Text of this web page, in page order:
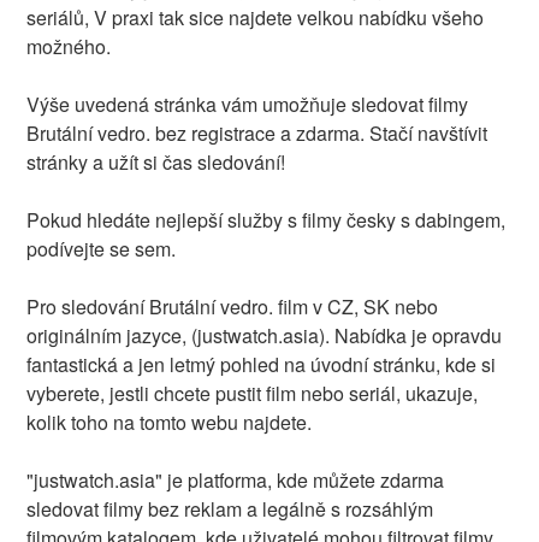
seriálů, V praxi tak sice najdete velkou nabídku všeho
možného.
Výše uvedená stránka vám umožňuje sledovat filmy
Brutální vedro. bez registrace a zdarma. Stačí navštívit
stránky a užít si čas sledování!
Pokud hledáte nejlepší služby s filmy česky s dabingem,
podívejte se sem.
Pro sledování Brutální vedro. film v CZ, SK nebo
originálním jazyce, (justwatch.asia). Nabídka je opravdu
fantastická a jen letmý pohled na úvodní stránku, kde si
vyberete, jestli chcete pustit film nebo seriál, ukazuje,
kolik toho na tomto webu najdete.
"justwatch.asia" je platforma, kde můžete zdarma
sledovat filmy bez reklam a legálně s rozsáhlým